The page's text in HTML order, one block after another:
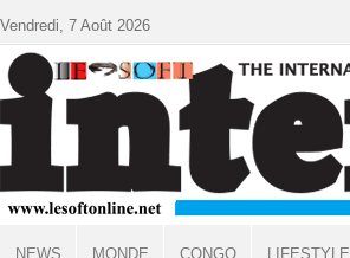
Vendredi, 7 Août 2026
NEWS MONDE CONGO LIFESTYLE